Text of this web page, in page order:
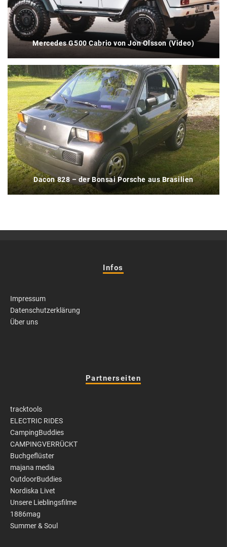
Mercedes G500 Cabrio von Jon Olsson (Video)
Dacon 828 – der Bonsai Porsche aus Brasilien
Infos
Impressum
Datenschutzerklärung
Über uns
Partnerseiten
tracktools
ELECTRIC RIDES
CampingBuddies
CAMPINGVERRÜCKT
Buchgeflüster
majana media
OutdoorBuddies
Nordiska Livet
Unsere Lieblingsfilme
1886mag
Summer & Soul